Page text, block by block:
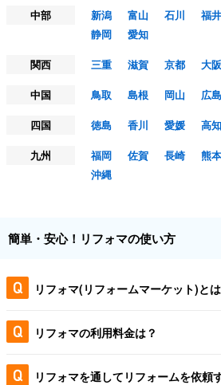
中部
新潟 富山 石川 福井
静岡
愛知
関西
三重 滋賀 京都 大阪
中国
鳥取 島根 岡山 広島
四国
徳島 香川 愛媛
高知
九州
福岡 佐賀 長崎 熊本
沖縄
簡単・安心！リフォマの使い方
リフォマ(リフォームマーケット)と
リフォマの利用料金は？
リフォマを通してリフォームを依頼